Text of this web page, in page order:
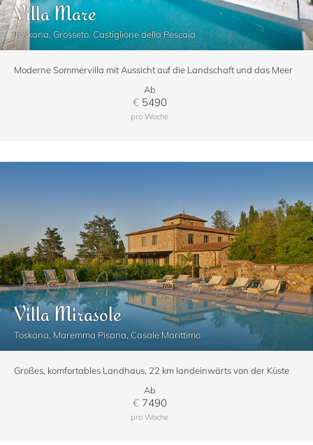
Villa Mare
Toskana, Grosseto, Castiglione della Pescaia
Moderne Sommervilla mit Aussicht auf die Landschaft und das Meer
Ab
€5490
pro Woche
Villa Mirasole
Toskana, Maremma Pisana, Casale Marittimo
Großes, komfortables Landhaus, 22 km landeinwärts von der Küste
Ab
€7490
pro Woche